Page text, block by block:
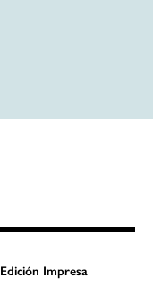
Edición Impresa